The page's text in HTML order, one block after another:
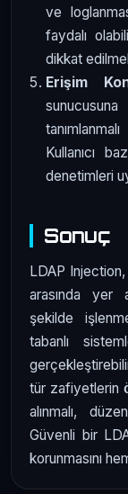
ve
faydalı
dikkat
Erişim
Kullanıcı
denetimleri
Sonuç
LDAP
arasında yer
şekilde
tabanlı
tür zafiyetlerin
alınmalı,
Güvenli bir
korunmasını